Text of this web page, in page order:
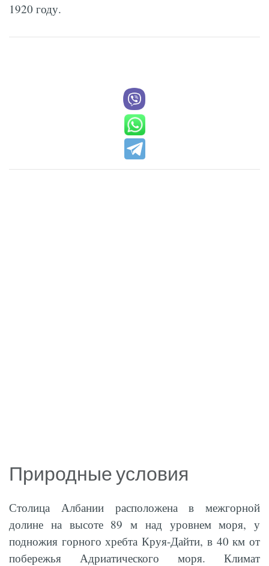
1920 году.
Природные условия
Столица Албании расположена в межгорной
долине на высоте 89 м над уровнем моря, у
подножия горного хребта Круя-Дайти, в 40 км от
побережья Адриатического моря. Климат